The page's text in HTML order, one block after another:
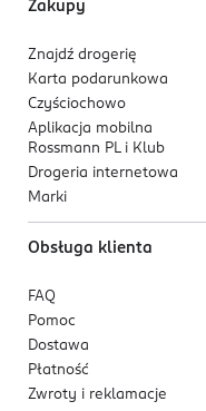
Zakupy
Znajdź drogerię
Karta podarunkowa
Czyściochowo
Aplikacja mobilna
Rossmann PL i Klub
Drogeria internetowa
Marki
Obsługa klienta
FAQ
Pomoc
Dostawa
Płatność
Zwroty i reklamacje